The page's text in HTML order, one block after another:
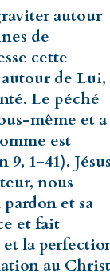
autour
de
cette
de Lui,
Le péché
même et a
est
9, 1-41).
nous
et sa
et fait
la
au